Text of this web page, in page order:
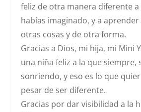
feliz de otra manera diferente
habías imaginado, y a
otras cosas y de otra forma.
Gracias a Dios, mi hija, mi Mini
una niña feliz a la que siempre,
sonriendo, y eso es lo que
pesar de ser diferente.
Gracias por dar visibilidad a la